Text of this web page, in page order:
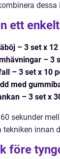
ett
– 3 set x
– 3
– 3 set x 10
med
– 3 set x
sekunder
tekniken innan
före